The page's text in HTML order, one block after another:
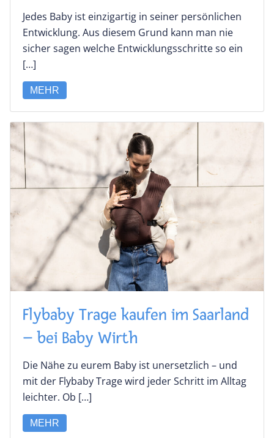
Jedes Baby ist einzigartig in seiner persönlichen
Entwicklung. Aus diesem Grund kann man nie
sicher sagen welche Entwicklungsschritte so ein
[…]
MEHR
Flybaby Trage kaufen im Saarland
– bei Baby Wirth
Die Nähe zu eurem Baby ist unersetzlich – und
mit der Flybaby Trage wird jeder Schritt im Alltag
leichter. Ob […]
MEHR